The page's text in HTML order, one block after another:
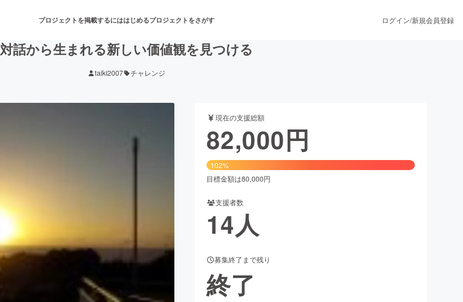
プロジェクトを掲載するにははじめるプロジェクトをさがす
舞台・パフォーマンス
ファッション
ビューティー・ヘルスケア
CAMPFIRE for Social GoodCAMPFIRE Creation
CAMPFIREふるさと納税
ログイン/新規会員登録
対話から生まれる新しい価値観を見つける
taiki2007 チャレンジ
現在の支援総額
82,000円
102%
目標金額は80,000円
支援者数
14人
募集終了まで残り
終了